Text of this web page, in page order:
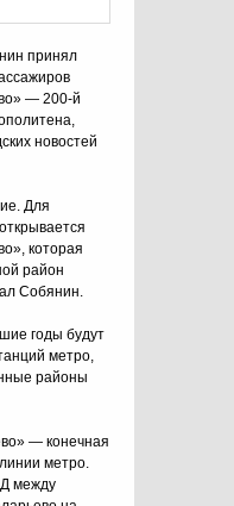
принял
— 200-й
новостей
Для
которая
район
Собянин.
годы будут
метро,
районы
— конечная
метро.
между